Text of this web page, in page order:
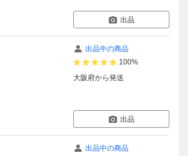
出品
出品中の商品
100%
大阪府から発送
出品
出品中の商品